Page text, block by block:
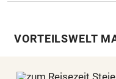
VORTEILSWELT